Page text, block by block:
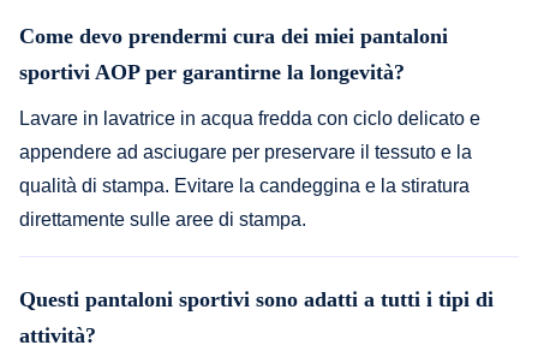
Come devo prendermi cura dei miei pantaloni
sportivi AOP per garantirne la longevità?
Lavare in lavatrice in acqua fredda con ciclo delicato e
appendere ad asciugare per preservare il tessuto e la
qualità di stampa. Evitare la candeggina e la stiratura
direttamente sulle aree di stampa.
Questi pantaloni sportivi sono adatti a tutti i tipi di
attività?